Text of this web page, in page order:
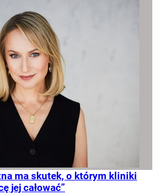
ma skutek, o którym kliniki
jej całować”